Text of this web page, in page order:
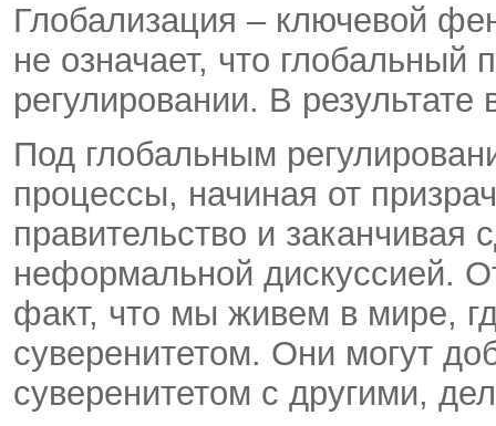
Глобализация – ключевой
не означает, что глобальный
регулировании. В
Под глобальным
процессы, начиная от
правительство и
неформальной дискуссией.
факт, что мы живем в мире,
суверенитетом. Они могут
суверенитетом с другими,